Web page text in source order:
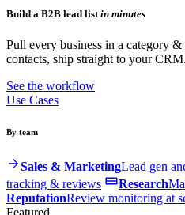
Build a B2B lead listin minutes
Pull every business in a category
contacts, ship straight to your CRM.
See the workflow
Use Cases
By team
Sales & MarketingLead gen
tracking & reviews
Research
ReputationReview monitoring at